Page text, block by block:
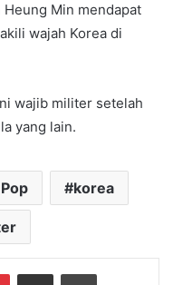
Min mendapat
wajah Korea di
wajib militer setelah
yang lain.
korea
PinterestShare via Email Print